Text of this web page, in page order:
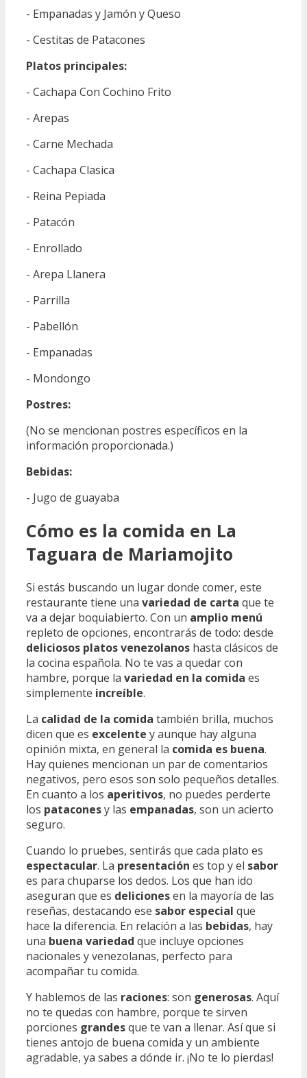
- Empanadas y Jamón y Queso
- Cestitas de Patacones
Platos principales:
- Cachapa Con Cochino Frito
- Arepas
- Carne Mechada
- Cachapa Clasica
- Reina Pepiada
- Patacón
- Enrollado
- Arepa Llanera
- Parrilla
- Pabellón
- Empanadas
- Mondongo
Postres:
(No se mencionan postres específicos en la
información proporcionada.)
Bebidas:
- Jugo de guayaba
Cómo es la comida en La
Taguara de Mariamojito
Si estás buscando un lugar donde comer, este
restaurante tiene una variedad de carta que te
va a dejar boquiabierto. Con un amplio menú
repleto de opciones, encontrarás de todo: desde
deliciosos platos venezolanos hasta clásicos de
la cocina española. No te vas a quedar con
hambre, porque la variedad en la comida es
simplemente increíble.
La calidad de la comida también brilla, muchos
dicen que es excelente y aunque hay alguna
opinión mixta, en general la comida es buena.
Hay quienes mencionan un par de comentarios
negativos, pero esos son solo pequeños detalles.
En cuanto a los aperitivos, no puedes perderte
los pataconesy las empanadas, son un acierto
seguro.
Cuando lo pruebes, sentirás que cada plato es
espectacular. La presentación es top y el sabor
es para chuparse los dedos. Los que han ido
aseguran que es delicionesen la mayoría de las
reseñas, destacando ese sabor especial que
hace la diferencia. En relación a las bebidas, hay
una buena variedad que incluye opciones
nacionales y venezolanas, perfecto para
acompañar tu comida.
Y hablemos de las raciones: son generosas. Aquí
no te quedas con hambre, porque te sirven
porciones grandesque te van a llenar. Así que si
tienes antojo de buena comida y un ambiente
agradable, ya sabes a dónde ir. ¡No te lo pierdas!